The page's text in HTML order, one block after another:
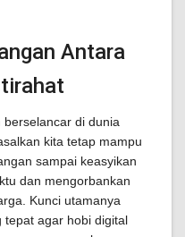
Antara
di dunia
kita tetap mampu
sampai keasyikan
dan mengorbankan
Kunci utamanya
tepat agar hobi digital